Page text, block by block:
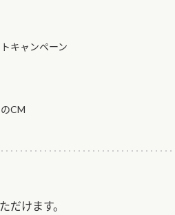
キャンペーン
CM
だけます。